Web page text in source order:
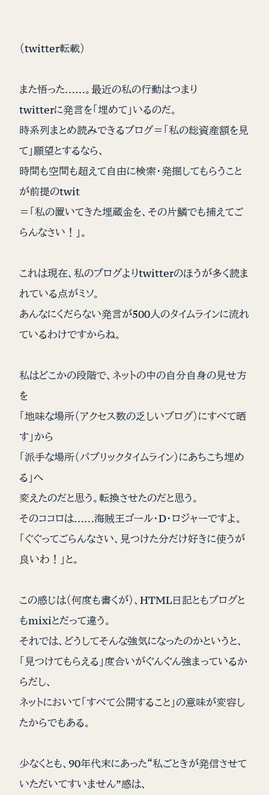
（twitter転載）
また悟った……。最近の私の行動はつまり
twitterに発言を「埋めて」いるのだ。
時系列まとめ読みできるブログ＝「私の総資産額を見
て」願望とするなら、
時間も空間も超えて自由に検索・発掘してもらうこと
が前提のtwit
＝「私の置いてきた埋蔵金を、その片鱗でも捕えてご
らんなさい！」。
これは現在、私のブログよりtwitterのほうが多く読ま
れている点がミソ。
あんなにくだらない発言が500人のタイムラインに流れ
ているわけですからね。
私はどこかの段階で、ネットの中の自分自身の見せ方
を
「地味な場所（アクセス数の乏しいブログ）にすべて晒
す」から
「派手な場所（パブリックタイムライン）にあちこち埋め
る」へ
変えたのだと思う。転換させたのだと思う。
そのココロは……海賊王ゴール・D・ロジャーですよ。
「ぐぐってごらんなさい、見つけた分だけ好きに使うが
良いわ！」と。
この感じは（何度も書くが）、HTML日記ともブログと
もmixiとだって違う。
それでは、どうしてそんな強気になったのかというと、
「見つけてもらえる」度合いがぐんぐん強まっているか
らだし、
ネットにおいて「すべて公開すること」の意味が変容し
たからでもある。
少なくとも、90年代末にあった“私ごときが発信させて
いただいてすいません”感は、